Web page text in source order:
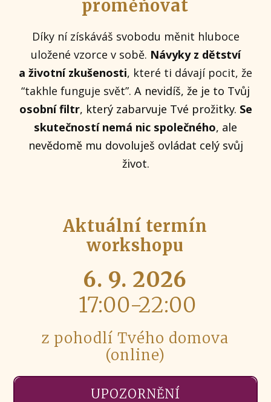
proměňovat
Díky ní získáváš svobodu měnit hluboce
uložené vzorce v sobě. Návyky z dětství
a životní zkušenosti, které ti dávají pocit, že
“takhle funguje svět”. A nevidíš, že je to Tvůj
osobní filtr, který zabarvuje Tvé prožitky. Se
skutečností nemá nic společného, ale
nevědomě mu dovoluješ ovládat celý svůj
život.
Aktuální termín
workshopu
6. 9. 2026
17:00-22:00
z pohodlí Tvého domova
(online)
UPOZORNĚNÍ